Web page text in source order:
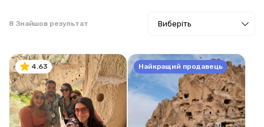
Діапазон цін
0EUR 3458 EUR +
8 Знайшов результат
4.63 Найкращий продавець